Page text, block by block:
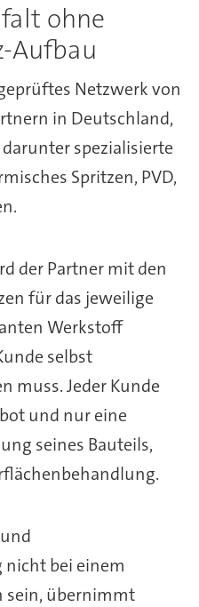
ohne
Aufbau
Netzwerk von
in Deutschland,
spezialisierte
Spritzen, PVD,
der Partner mit den
für das jeweilige
Werkstoff
selbst
muss. Jeder Kunde
und nur eine
seines Bauteils,
bei einem
sein, übernimmt